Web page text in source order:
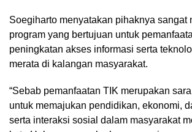
Soegiharto menyatakan pihaknya sangat
program yang bertujuan untuk
peningkatan akses informasi serta
merata di kalangan masyarakat.
“Sebab pemanfaatan TIK merupakan
untuk memajukan pendidikan, ekonomi,
serta interaksi sosial dalam masyarakat